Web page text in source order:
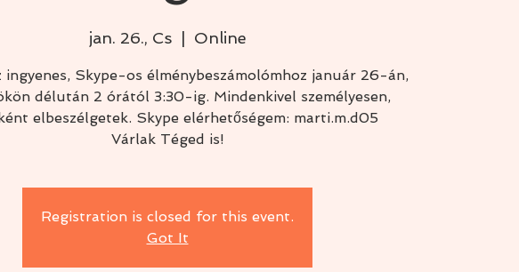
jan. 26., Cs
  |
Online
ingyenes, Skype-os élménybeszámolómhoz január 26-án,
délután 2 órától 3:30-ig. Mindenkivel személyesen,
elbeszélgetek. Skype elérhetőségem: marti.m.d05
Várlak Téged is!
Registration is closed for this event.
Got It